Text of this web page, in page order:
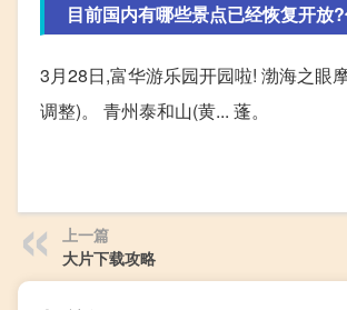
目前国内有哪些景点已经恢复开放
3月28日,富华游乐园开园啦! 渤海之眼
调整)。 青州泰和山(黄... 蓬。
上一篇
大片下载攻略